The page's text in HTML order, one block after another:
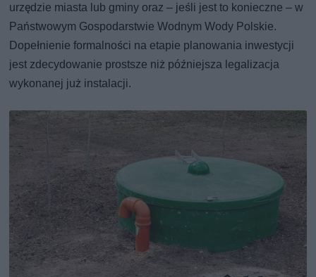
urzędzie miasta lub gminy oraz – jeśli jest to konieczne – w
Państwowym Gospodarstwie Wodnym Wody Polskie.
Dopełnienie formalności na etapie planowania inwestycji
jest zdecydowanie prostsze niż późniejsza legalizacja
wykonanej już instalacji.